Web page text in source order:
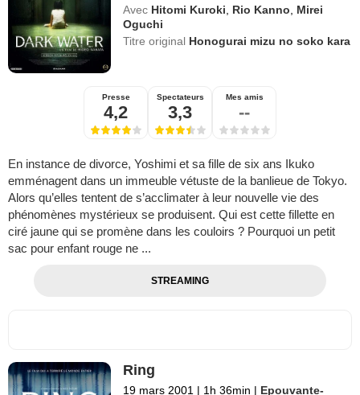
Avec Hitomi Kuroki Rio Kanno
Mirei
Oguchi
Titre original Honogurai mizu no soko kara
Presse
4,2
Spectateurs
3,3
Mes amis
--
En instance de divorce, Yoshimi et sa fille de six ans Ikuko
emménagent dans un immeuble vétuste de la banlieue de Tokyo.
Alors qu’elles tentent de s’acclimater à leur nouvelle vie des
phénomènes mystérieux se produisent. Qui est cette fillette en
ciré jaune qui se promène dans les couloirs ? Pourquoi un petit
sac pour enfant rouge ne ...
STREAMING
Ring
19 mars 2001 | 1h 36min | Epouvante-